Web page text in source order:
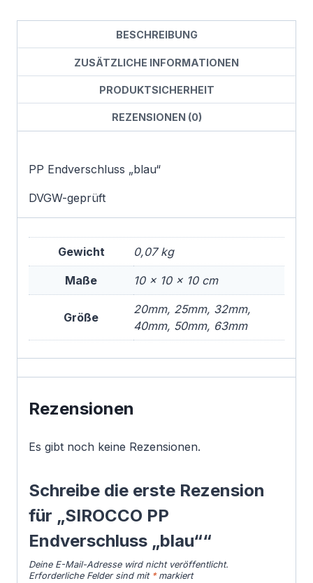
BESCHREIBUNG
ZUSÄTZLICHE INFORMATIONEN
PRODUKTSICHERHEIT
REZENSIONEN (0)
PP Endverschluss „blau“
DVGW-geprüft
Gewicht 0,07 kg
Maße 10 × 10 × 10 cm
Größe
20mm, 25mm, 32mm,
40mm, 50mm, 63mm
Rezensionen
Es gibt noch keine Rezensionen.
Schreibe die erste Rezension
für „SIROCCO PP
Endverschluss „blau““
Deine E-Mail-Adresse wird nicht veröffentlicht.
Erforderliche Felder sind mit *markiert